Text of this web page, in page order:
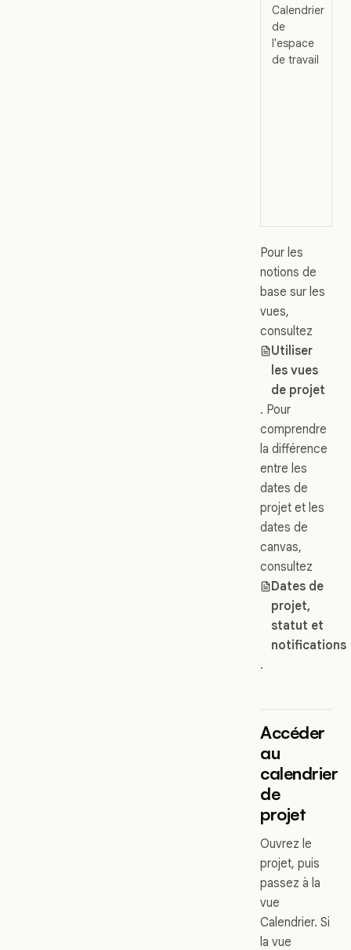
Calendrier
de
l'espace
de travail
Pour les
notions de
base sur les
vues,
consultez
Utiliser
les vues
de projet
. Pour
comprendre
la différence
entre les
dates de
projet et les
dates de
canvas,
consultez
Dates de
projet,
statut et
notifications
.
Accéder
au
calendrier
de
projet
Ouvrez le
projet, puis
passez à la
vue
Calendrier. Si
la vue